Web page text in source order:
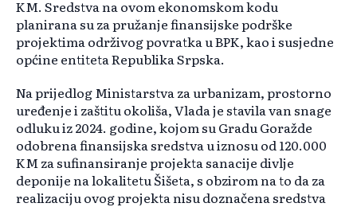
KM. Sredstva na ovom ekonomskom kodu
planirana su za pružanje finansijske podrške
projektima održivog povratka u BPK, kao i susjedne
općine entiteta Republika Srpska.
Na prijedlog Ministarstva za urbanizam, prostorno
uređenje i zaštitu okoliša, Vlada je stavila van snage
odluku iz 2024. godine, kojom su Gradu Goražde
odobrena finansijska sredstva u iznosu od 120.000
KM za sufinansiranje projekta sanacije divlje
deponije na lokalitetu Šišeta, s obzirom na to da za
realizaciju ovog projekta nisu doznačena sredstva